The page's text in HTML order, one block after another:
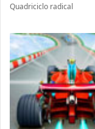
Quadriciclo radical